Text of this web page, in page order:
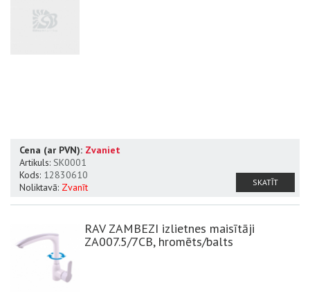
Cena (ar PVN): Zvaniet
Artikuls: SK0001
Kods: 12830610
Noliktavā: Zvanīt SKATĪT
RAV ZAMBEZI izlietnes maisītāji
ZA007.5/7CB, hromēts/balts